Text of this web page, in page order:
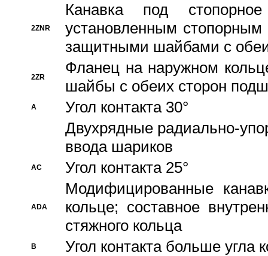
2ZNR
Канавка под
установленным
защитными шайбами с
2ZR
Фланец на наружном
шайбы с обеих сторон
A
Угол контакта 30°
Двухрядные радиально-
ввода шариков
AC Угол контакта 25°
ADA
Модифицированные
кольце; составное
стяжного кольца
B Угол контакта больше угла